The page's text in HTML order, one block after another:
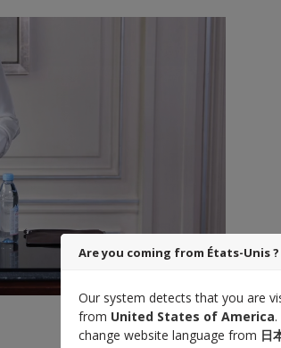
Are you coming from États-Unis ?
Our system detects that you are
from United States of America
change website language from 日